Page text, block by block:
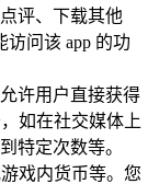
评、下载其他
问该 app 的功
许用户直接获得
如在社交媒体上
特定次数等。
戏内货币等。您